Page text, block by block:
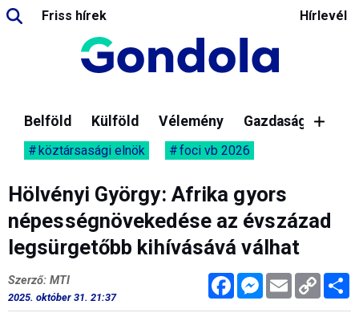
Friss hírek Hírlevél
Belföld Külföld Vélemény Gazdaság
köztársasági elnök foci vb 2026
Hölvényi György: Afrika gyors
népességnövekedése az évszázad
legsürgetőbb kihívásává válhat
FacebookMessenger
Email Copy
Link
Szerző: MTI
2025. október 31. 21:37